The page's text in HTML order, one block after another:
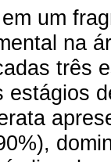
um
na
três